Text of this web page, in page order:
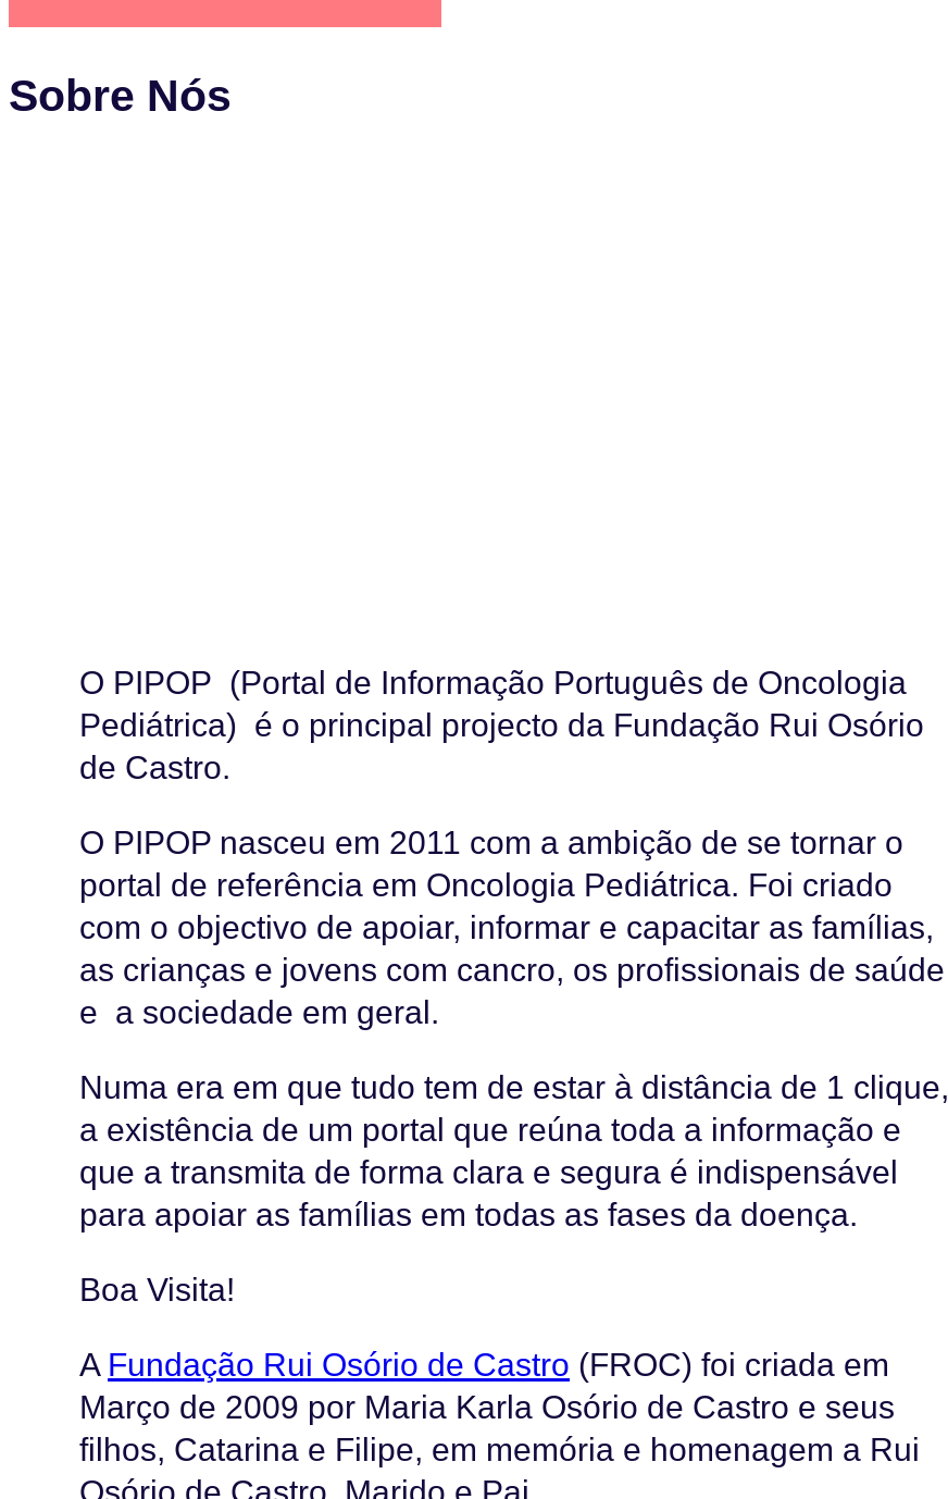
Sobre Nós
O PIPOP (Portal de Informação Português de Oncologia
Pediátrica) é o principal projecto da Fundação Rui Osório
de Castro.
O PIPOP nasceu em 2011 com a ambição de se tornar o
portal de referência em Oncologia Pediátrica. Foi criado
com o objectivo de apoiar, informar e capacitar as famílias,
as crianças e jovens com cancro, os profissionais de saúde
e a sociedade em geral.
Numa era em que tudo tem de estar à distância de 1 clique,
a existência de um portal que reúna toda a informação e
que a transmita de forma clara e segura é indispensável
para apoiar as famílias em todas as fases da doença.
Boa Visita!
A Fundação Rui Osório de Castro (FROC) foi criada em
Março de 2009 por Maria Karla Osório de Castro e seus
filhos, Catarina e Filipe, em memória e homenagem a Rui
Osório de Castro, Marido e Pai.